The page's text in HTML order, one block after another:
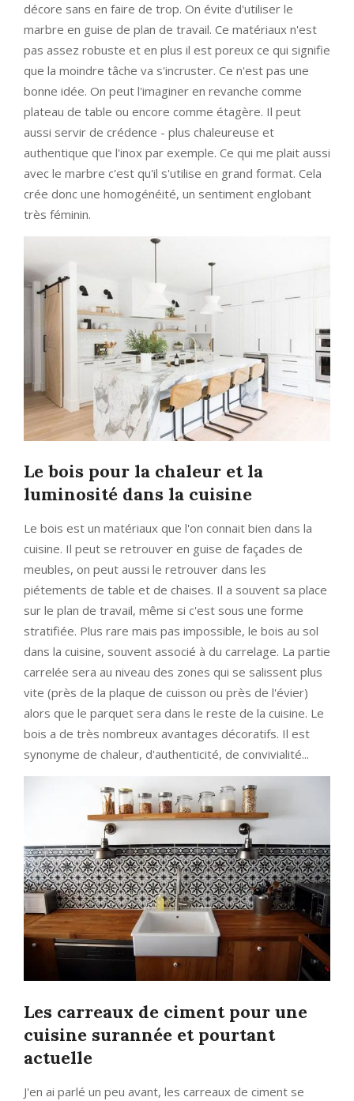
décore sans en faire de trop. On évite d'utiliser le
marbre en guise de plan de travail. Ce matériaux n'est
pas assez robuste et en plus il est poreux ce qui signifie
que la moindre tâche va s'incruster. Ce n'est pas une
bonne idée. On peut l'imaginer en revanche comme
plateau de table ou encore comme étagère. Il peut
aussi servir de crédence - plus chaleureuse et
authentique que l'inox par exemple. Ce qui me plait aussi
avec le marbre c'est qu'il s'utilise en grand format. Cela
crée donc une homogénéité, un sentiment englobant
très féminin.
Le bois pour la chaleur et la
luminosité dans la cuisine
Le bois est un matériaux que l'on connait bien dans la
cuisine. Il peut se retrouver en guise de façades de
meubles, on peut aussi le retrouver dans les
piétements de table et de chaises. Il a souvent sa place
sur le plan de travail, même si c'est sous une forme
stratifiée. Plus rare mais pas impossible, le bois au sol
dans la cuisine, souvent associé à du carrelage. La partie
carrelée sera au niveau des zones qui se salissent plus
vite (près de la plaque de cuisson ou près de l'évier)
alors que le parquet sera dans le reste de la cuisine. Le
bois a de très nombreux avantages décoratifs. Il est
synonyme de chaleur, d'authenticité, de convivialité...
Les carreaux de ciment pour une
cuisine surannée et pourtant
actuelle
J'en ai parlé un peu avant, les carreaux de ciment se